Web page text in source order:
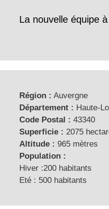
La nouvelle équipe
Région : Auvergne
Département : Haute-
Code Postal : 43340
Superficie : 2075
Altitude : 965 mètres
Population :
Hiver :200 habitants
Eté : 500 habitants